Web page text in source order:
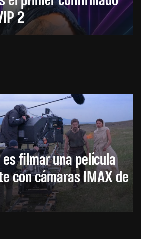
2
filmar una película
con cámaras IMAX de